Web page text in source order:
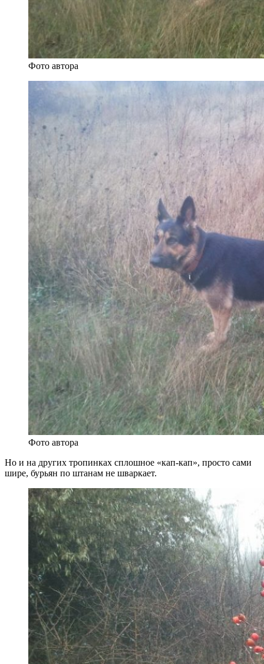
Фото автора
Фото автора
Но и на других тропинках сплошное «кап-кап», просто сами
шире, бурьян по штанам не шваркает.